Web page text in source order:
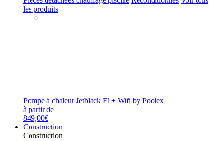
les produits
Pompe à chaleur Jetblack FI + Wifi by Poolex
à partir de
849,00€
Construction
Construction